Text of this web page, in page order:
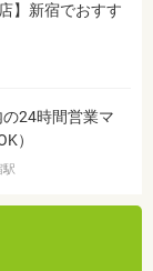
】新宿でおすす
の24時間営業マ
）
駅